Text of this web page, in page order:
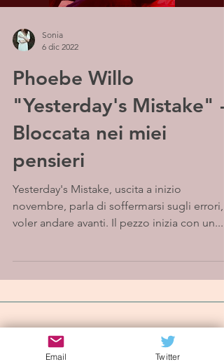
Sonia
6 dic 2022
Phoebe Willo
"Yesterday's Mistake" -
Bloccata nei miei
pensieri
Yesterday's Mistake, uscita a inizio
novembre, parla di soffermarsi sugli errori,
voler andare avanti. Il pezzo inizia con un...
Iscriviti alla mailing list
Email Twitter